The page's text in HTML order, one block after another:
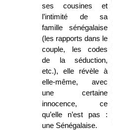
ses cousines et
l’intimité de sa
famille sénégalaise
(les rapports dans le
couple, les codes
de la séduction,
etc.), elle révèle à
elle-même, avec
une certaine
innocence, ce
qu’elle n’est pas :
une Sénégalaise.